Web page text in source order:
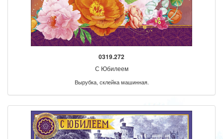
0319.272
С Юбилеем
Вырубка, склейка машинная.